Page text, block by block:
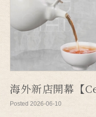
海外新店開幕【
Posted 2026-06-10